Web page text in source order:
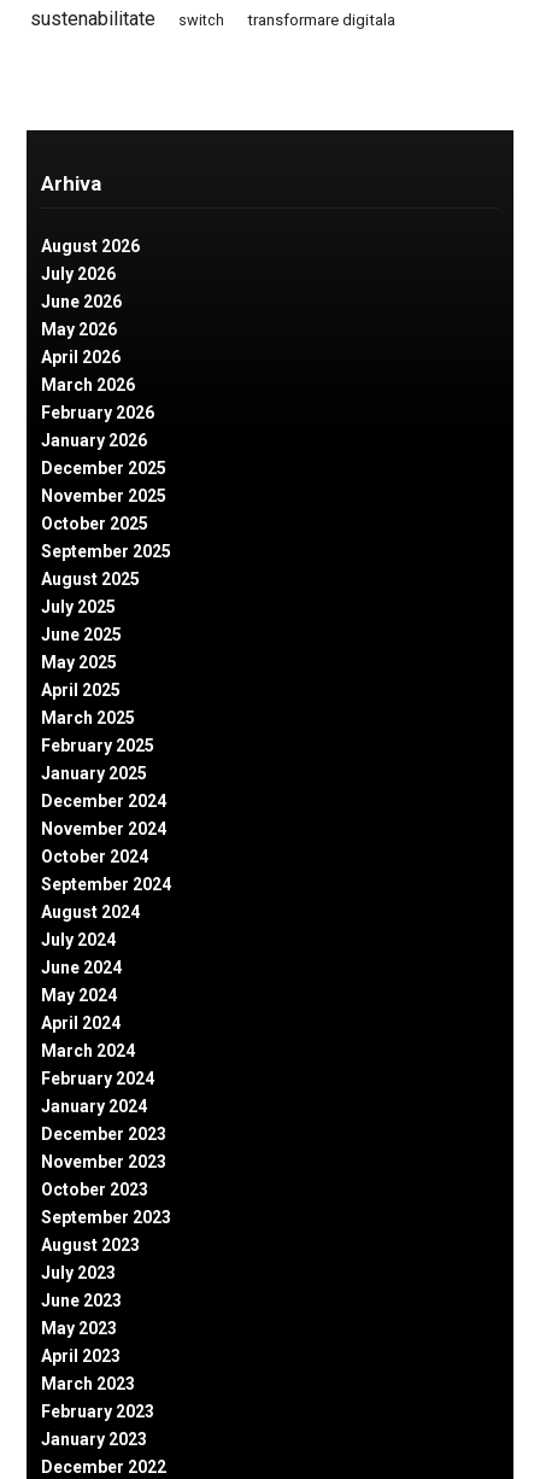
sustenabilitate switch transformare digitala
Arhiva
August 2026
July 2026
June 2026
May 2026
April 2026
March 2026
February 2026
January 2026
December 2025
November 2025
October 2025
September 2025
August 2025
July 2025
June 2025
May 2025
April 2025
March 2025
February 2025
January 2025
December 2024
November 2024
October 2024
September 2024
August 2024
July 2024
June 2024
May 2024
April 2024
March 2024
February 2024
January 2024
December 2023
November 2023
October 2023
September 2023
August 2023
July 2023
June 2023
May 2023
April 2023
March 2023
February 2023
January 2023
December 2022